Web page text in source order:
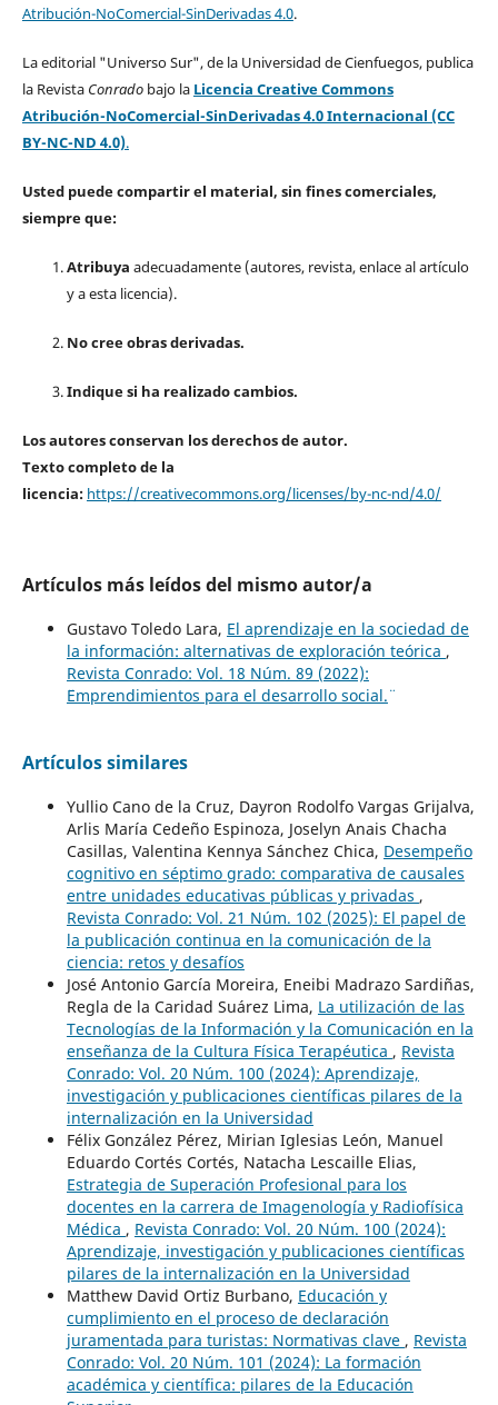
Atribución-NoComercial-SinDerivadas 4.0.
La editorial "Universo Sur", de la Universidad de Cienfuegos, publica
la Revista Conradobajo la Licencia Creative Commons
Atribución-NoComercial-SinDerivadas 4.0 Internacional (CC
BY-NC-ND 4.0).
Usted puede compartir el material, sin fines comerciales,
siempre que:
Atribuya adecuadamente (autores, revista, enlace al artículo
y a esta licencia).
No cree obras derivadas.
Indique si ha realizado cambios.
Los autores conservan los derechos de autor.
Texto completo de la
licencia: https://creativecommons.org/licenses/by-nc-nd/4.0/
Artículos más leídos del mismo autor/a
Gustavo Toledo Lara, El aprendizaje en la sociedad de
la información: alternativas de exploración teórica ,
Revista Conrado: Vol. 18 Núm. 89 (2022):
¨Emprendimientos para el desarrollo social.¨
Artículos similares
Yullio Cano de la Cruz, Dayron Rodolfo Vargas Grijalva,
Arlis María Cedeño Espinoza, Joselyn Anais Chacha
Casillas, Valentina Kennya Sánchez Chica, Desempeño
cognitivo en séptimo grado: comparativa de causales
entre unidades educativas públicas y privadas ,
Revista Conrado: Vol. 21 Núm. 102 (2025): El papel de
la publicación continua en la comunicación de la
ciencia: retos y desafíos
José Antonio García Moreira, Eneibi Madrazo Sardiñas,
Regla de la Caridad Suárez Lima, La utilización de las
Tecnologías de la Información y la Comunicación en la
enseñanza de la Cultura Física Terapéutica , Revista
Conrado: Vol. 20 Núm. 100 (2024): Aprendizaje,
investigación y publicaciones científicas pilares de la
internalización en la Universidad
Félix González Pérez, Mirian Iglesias León, Manuel
Eduardo Cortés Cortés, Natacha Lescaille Elias,
Estrategia de Superación Profesional para los
docentes en la carrera de Imagenología y Radiofísica
Médica , Revista Conrado: Vol. 20 Núm. 100 (2024):
Aprendizaje, investigación y publicaciones científicas
pilares de la internalización en la Universidad
Matthew David Ortiz Burbano, Educación y
cumplimiento en el proceso de declaración
juramentada para turistas: Normativas clave , Revista
Conrado: Vol. 20 Núm. 101 (2024): La formación
académica y científica: pilares de la Educación